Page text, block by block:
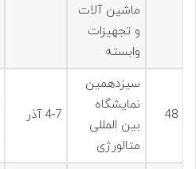
ماشين آلات
و تجهيزات
وابسته
48
سيزدهمین
نمایشگاه
بین المللی
متالورژی
4-7 آذر